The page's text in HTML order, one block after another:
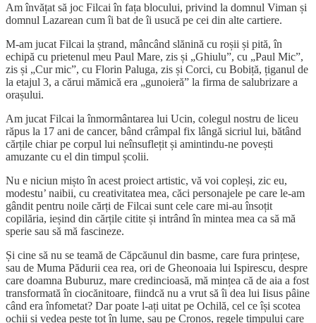
Am învățat să joc Filcai în fața blocului, privind la domnul Viman și
domnul Lazarean cum îi bat de îi usucă pe cei din alte cartiere.
M-am jucat Filcai la ștrand, mâncând slănină cu roșii și pită, în
echipă cu prietenul meu Paul Mare, zis și „Ghiulu”, cu „Paul Mic”,
zis și „Cur mic”, cu Florin Paluga, zis și Corci, cu Bobiță, țiganul de
la etajul 3, a cărui mămică era „gunoieră” la firma de salubrizare a
orașului.
Am jucat Filcai la înmormântarea lui Ucin, colegul nostru de liceu
răpus la 17 ani de cancer, bând crâmpal fix lângă sicriul lui, bătând
cărțile chiar pe corpul lui neînsuflețit și amintindu-ne povești
amuzante cu el din timpul școlii.
Nu e niciun mișto în acest proiect artistic, vă voi copleși, zic eu,
modestu’ naibii, cu creativitatea mea, căci personajele pe care le-am
gândit pentru noile cărți de Filcai sunt cele care mi-au însoțit
copilăria, ieșind din cărțile citite și intrând în mintea mea ca să mă
sperie sau să mă fascineze.
Și cine să nu se teamă de Căpcăunul din basme, care fura prințese,
sau de Muma Pădurii cea rea, ori de Gheonoaia lui Ispirescu, despre
care doamna Buburuz, mare credincioasă, mă mințea că de aia a fost
transformată în ciocănitoare, fiindcă nu a vrut să îi dea lui Iisus pâine
când era înfometat? Dar poate l-ați uitat pe Ochilă, cel ce își scotea
ochii și vedea peste tot în lume, sau pe Cronos, regele timpului care